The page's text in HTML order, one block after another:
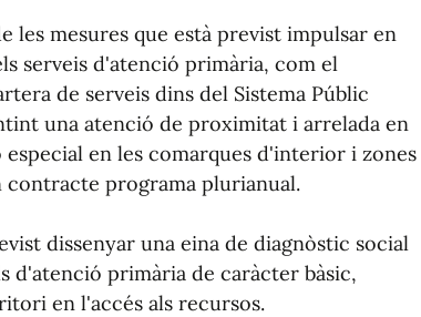
les mesures que està previst impulsar en
serveis d'atenció primària, com el
de serveis dins del Sistema Públic
una atenció de proximitat i arrelada en
en les comarques d'interior i zones
programa plurianual.
dissenyar una eina de diagnòstic social
d'atenció primària de caràcter bàsic,
en l'accés als recursos.